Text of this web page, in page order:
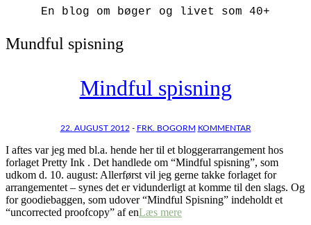
En blog om bøger og livet som 40+
Mundful spisning
Mindful spisning
22. AUGUST 2012 - FRK. BOGORM KOMMENTAR
I aftes var jeg med bl.a. hende her til et bloggerarrangement hos
forlaget Pretty Ink . Det handlede om “Mindful spisning”, som
udkom d. 10. august: Allerførst vil jeg gerne takke forlaget for
arrangementet – synes det er vidunderligt at komme til den slags. Og
for goodiebaggen, som udover “Mindful Spisning” indeholdt et
“uncorrected proofcopy” af enLæs mere